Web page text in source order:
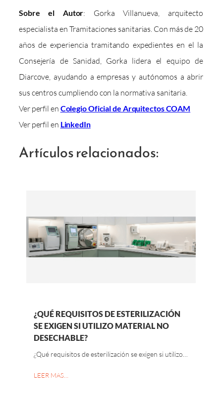
Sobre el Autor: Gorka Villanueva, arquitecto
especialista en Tramitaciones sanitarias. Con más de 20
años de experiencia tramitando expedientes en el la
Consejería de Sanidad, Gorka lidera el equipo de
Diarcove, ayudando a empresas y autónomos a abrir
sus centros cumpliendo con la normativa sanitaria.
Ver perfil en Colegio Oficial de Arquitectos COAM
Ver perfil en LinkedIn
Artículos relacionados:
¿QUÉ REQUISITOS DE ESTERILIZACIÓN
SE EXIGEN SI UTILIZO MATERIAL NO
DESECHABLE?
¿Qué requisitos de esterilización se exigen si utilizo…
LEER MAS…